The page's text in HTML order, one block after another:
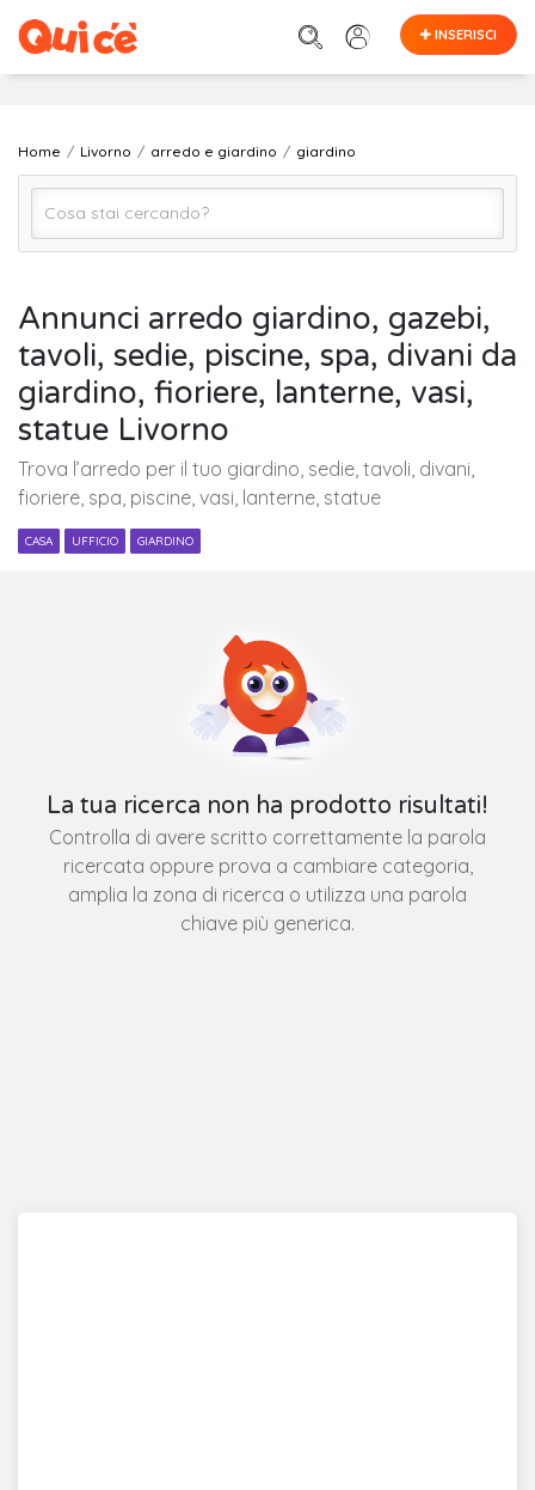
INSERISCI
Home Livorno arredo e giardino giardino
Livorno
Annunci arredo giardino, gazebi,
tavoli, sedie, piscine, spa, divani da
giardino, fioriere, lanterne, vasi,
statue Livorno
Trova l’arredo per il tuo giardino, sedie, tavoli, divani,
fioriere, spa, piscine, vasi, lanterne, statue
CASA UFFICIO GIARDINO
La tua ricerca non ha prodotto risultati!
Controlla di avere scritto correttamente la parola
ricercata oppure prova a cambiare categoria,
amplia la zona di ricerca o utilizza una parola
chiave più generica.